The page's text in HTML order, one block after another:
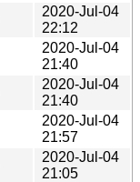
2020-Jul-04
22:12
2020-Jul-04
21:40
2020-Jul-04
21:40
2020-Jul-04
21:57
2020-Jul-04
21:05